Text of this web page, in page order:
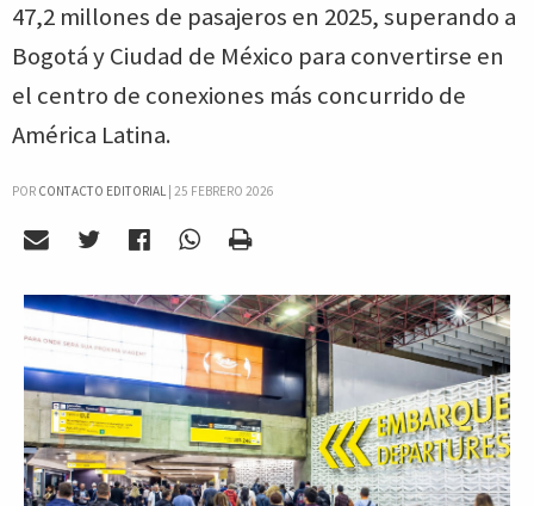
47,2 millones de pasajeros en 2025, superando a
Bogotá y Ciudad de México para convertirse en
el centro de conexiones más concurrido de
América Latina.
POR CONTACTO EDITORIAL| 25 FEBRERO 2026